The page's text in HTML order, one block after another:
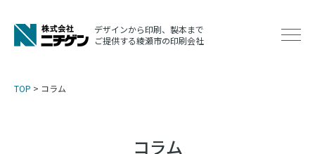
デザインから印刷、製本まで
ご提供する綾瀬市の印刷会社
メ
TOP > コラム
コラム